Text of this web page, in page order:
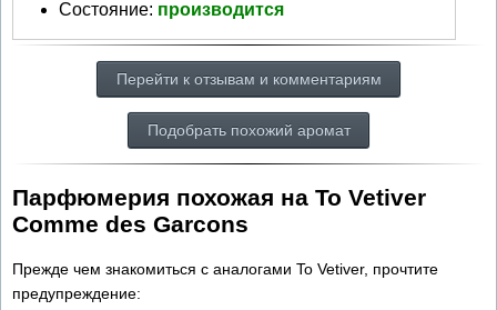
Состояние: производится
Перейти к отзывам и комментариям
Подобрать похожий аромат
Парфюмерия похожая на To Vetiver
Comme des Garcons
Прежде чем знакомиться с аналогами To Vetiver, прочтите
предупреждение: